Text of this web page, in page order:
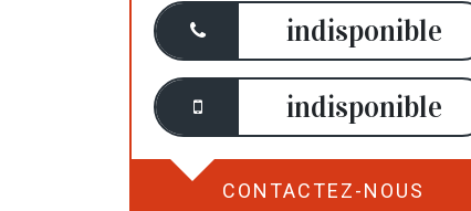
indisponible
indisponible
CONTACTEZ-NOUS